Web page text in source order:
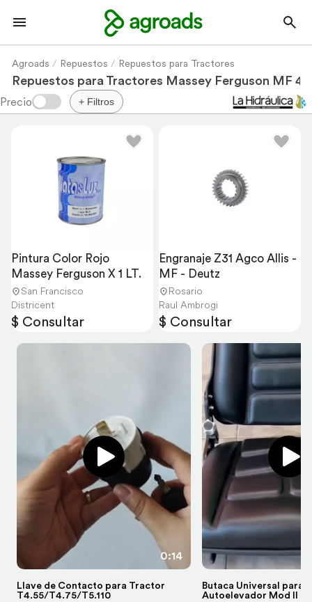
Agroads Repuestos Repuestos para Tractores
Repuestos para Tractores Massey Ferguson MF
+ Filtros
Pintura Color Rojo
Massey Ferguson X 1 LT.
San Francisco
Districent
$ Consultar
Engranaje Z31 Agco Allis -
MF - Deutz
Rosario
Raul Ambrogi
$ Consultar
0:14
Llave de Contacto para Tractor
T4.55/T4.75/T5.110
Butaca Universal para
Autoelevador Mod II